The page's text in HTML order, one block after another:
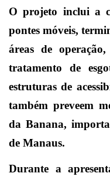
O projeto inclui a
pontes móveis,
áreas de operação,
tratamento de
estruturas de
também preveem
da Banana,
de Manaus.
Durante a